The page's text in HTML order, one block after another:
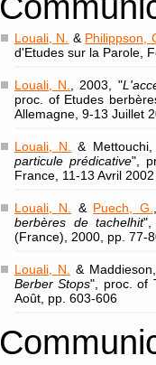
Louali, N. & Philippson,
d'Etudes sur la Parole,
Louali, N. , 2003, "
proc. of Etudes
Allemagne, 9-13 Juillet
Louali, N.
&
particule prédicative",
France, 11-13 Avril 2002
Louali, N. & Puech, G.
berbères de tachelhit",
(France), 2000, pp. 77-
Louali, N.
&
Berber Stops", proc. of
Août, pp. 603-606